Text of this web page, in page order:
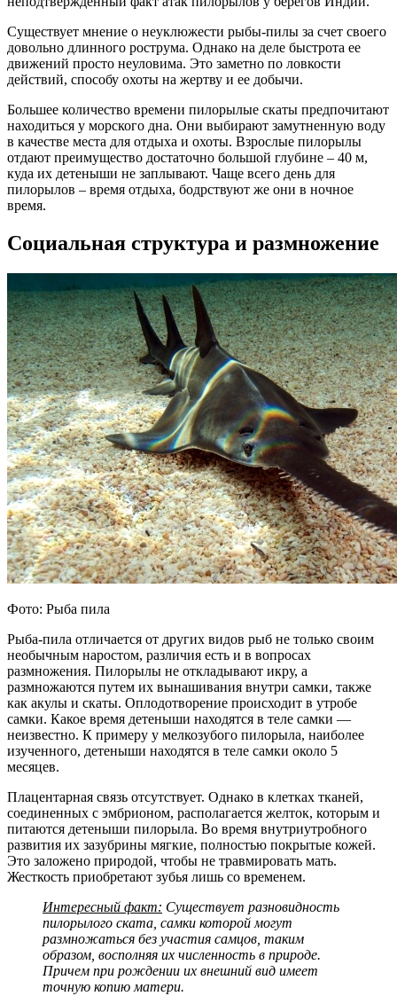
Существует мнение о неуклюжести рыбы-пилы за счет своего
довольно длинного рострума. Однако на деле быстрота ее
движений просто неуловима. Это заметно по ловкости
действий, способу охоты на жертву и ее добычи.
Большее количество времени пилорылые скаты предпочитают
находиться у морского дна. Они выбирают замутненную воду
в качестве места для отдыха и охоты. Взрослые пилорылы
отдают преимущество достаточно большой глубине – 40 м,
куда их детеныши не заплывают. Чаще всего день для
пилорылов – время отдыха, бодрствуют же они в ночное
время.
Социальная структура и размножение
Фото: Рыба пила
Рыба-пила отличается от других видов рыб не только своим
необычным наростом, различия есть и в вопросах
размножения. Пилорылы не откладывают икру, а
размножаются путем их вынашивания внутри самки, также
как акулы и скаты. Оплодотворение происходит в утробе
самки. Какое время детеныши находятся в теле самки —
неизвестно. К примеру у мелкозубого пилорыла, наиболее
изученного, детеныши находятся в теле самки около 5
месяцев.
Плацентарная связь отсутствует. Однако в клетках тканей,
соединенных с эмбрионом, располагается желток, которым и
питаются детеныши пилорыла. Во время внутриутробного
развития их зазубрины мягкие, полностью покрытые кожей.
Это заложено природой, чтобы не травмировать мать.
Жесткость приобретают зубья лишь со временем.
Интересный факт: Существует разновидность
пилорылого ската, самки которой могут
размножаться без участия самцов, таким
образом, восполняя их численность в природе.
Причем при рождении их внешний вид имеет
точную копию матери.